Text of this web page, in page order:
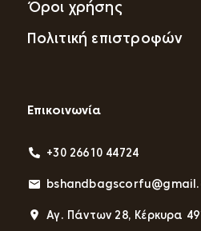
Όροι χρήσης
Πολιτική επιστροφών
Επικοινωνία
+30 26610 44724
Αγ. Πάντων 28, Κέρκυρα